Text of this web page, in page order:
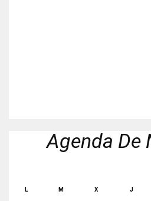
Agenda De
L M X J